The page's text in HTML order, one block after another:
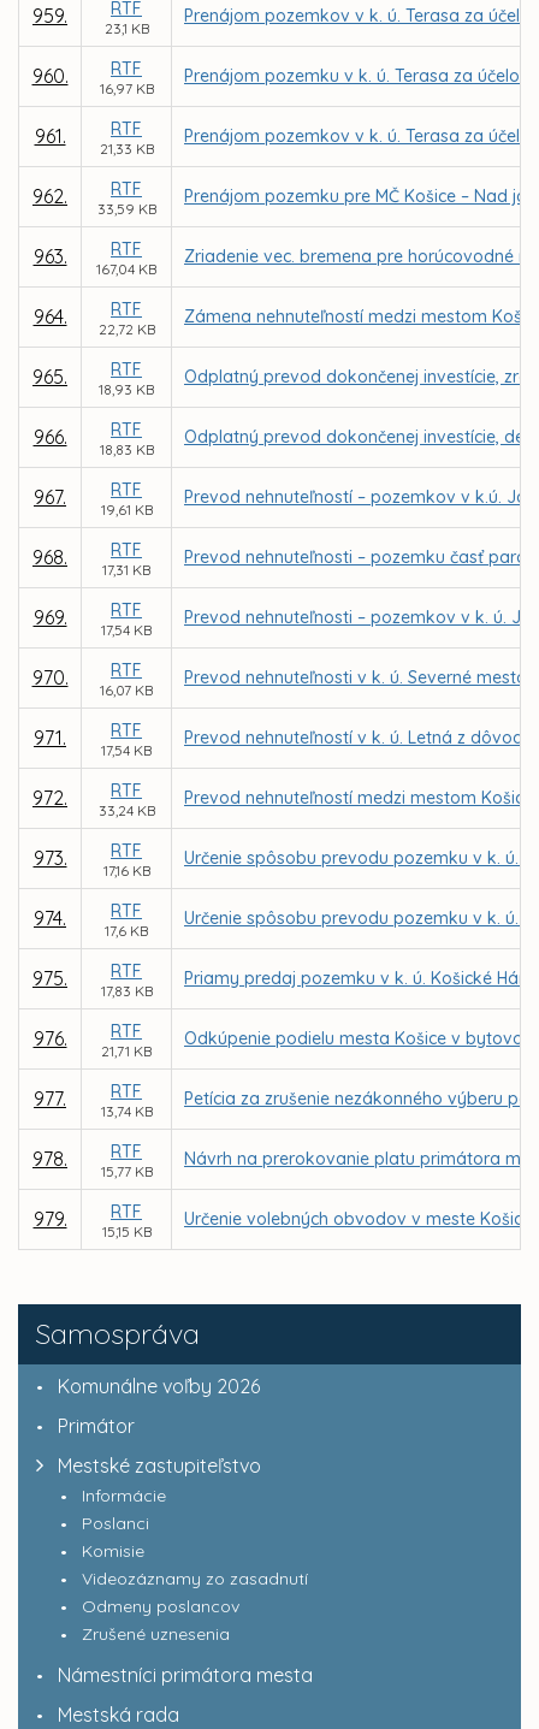
Samospráva
Komunálne voľby 2026
Primátor
Mestské zastupiteľstvo
Informácie
Poslanci
Komisie
Videozáznamy zo zasadnutí
Odmeny poslancov
Zrušené uznesenia
Námestníci primátora mesta
Mestská rada
959. RTF
23,1 KB
Prenájom pozemkov v k. ú. Terasa za
960. RTF
16,97 KB
Prenájom pozemku v k. ú. Terasa za
961. RTF
21,33 KB
Prenájom pozemkov v k. ú. Terasa za
962. RTF
33,59 KB
Prenájom pozemku pre MČ Košice – Nad
963. RTF
167,04 KB
Zriadenie vec. bremena pre horúcovodné
964. RTF
22,72 KB
Zámena nehnuteľností medzi mestom
965. RTF
18,93 KB
Odplatný prevod dokončenej investície,
966. RTF
18,83 KB
Odplatný prevod dokončenej investície,
967. RTF
19,61 KB
Prevod nehnuteľností – pozemkov v k.ú.
968. RTF
17,31 KB
Prevod nehnuteľnosti – pozemku časť parc.
969. RTF
17,54 KB
Prevod nehnuteľnosti – pozemkov v k. ú.
970. RTF
16,07 KB
Prevod nehnuteľnosti v k. ú. Severné mesto
971. RTF
17,54 KB
Prevod nehnuteľností v k. ú. Letná z dôvodu
972. RTF
33,24 KB
Prevod nehnuteľností medzi mestom
973. RTF
17,16 KB
Určenie spôsobu prevodu pozemku v k. ú.
974. RTF
17,6 KB
Určenie spôsobu prevodu pozemku v k. ú.
975. RTF
17,83 KB
Priamy predaj pozemku v k. ú. Košické
976. RTF
21,71 KB
Odkúpenie podielu mesta Košice v
977. RTF
13,74 KB
Petícia za zrušenie nezákonného výberu
978. RTF
15,77 KB
Návrh na prerokovanie platu primátora
979. RTF
15,15 KB
Určenie volebných obvodov v meste